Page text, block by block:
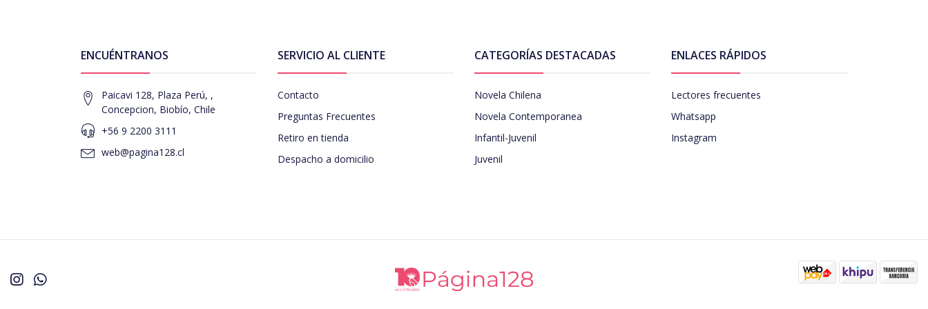
ENCUÉNTRANOS
Paicavi 128, Plaza Perú, ,
Concepcion, Biobío, Chile
+56 9 2200 3111
web@pagina128.cl
SERVICIO AL CLIENTE
Contacto
Preguntas Frecuentes
Retiro en tienda
Despacho a domicilio
CATEGORÍAS DESTACADAS
Novela Chilena
Novela Contemporanea
Infantil-Juvenil
Juvenil
ENLACES RÁPIDOS
Lectores frecuentes
Whatsapp
Instagram